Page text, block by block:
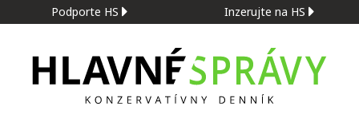
Podporte HS Inzerujte na HS